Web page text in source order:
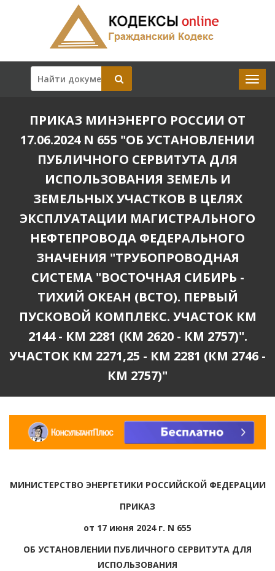
ПРИКАЗ МИНЭНЕРГО РОССИИ ОТ
17.06.2024 N 655 "ОБ УСТАНОВЛЕНИИ
ПУБЛИЧНОГО СЕРВИТУТА ДЛЯ
ИСПОЛЬЗОВАНИЯ ЗЕМЕЛЬ И
ЗЕМЕЛЬНЫХ УЧАСТКОВ В ЦЕЛЯХ
ЭКСПЛУАТАЦИИ МАГИСТРАЛЬНОГО
НЕФТЕПРОВОДА ФЕДЕРАЛЬНОГО
ЗНАЧЕНИЯ "ТРУБОПРОВОДНАЯ
СИСТЕМА "ВОСТОЧНАЯ СИБИРЬ -
ТИХИЙ ОКЕАН (ВСТО). ПЕРВЫЙ
ПУСКОВОЙ КОМПЛЕКС. УЧАСТОК КМ
2144 - КМ 2281 (КМ 2620 - КМ 2757)".
УЧАСТОК КМ 2271,25 - КМ 2281 (КМ 2746 -
КМ 2757)"
МИНИСТЕРСТВО ЭНЕРГЕТИКИ РОССИЙСКОЙ ФЕДЕРАЦИИ
ПРИКАЗ
от 17 июня 2024 г. N 655
ОБ УСТАНОВЛЕНИИ ПУБЛИЧНОГО СЕРВИТУТА ДЛЯ
ИСПОЛЬЗОВАНИЯ